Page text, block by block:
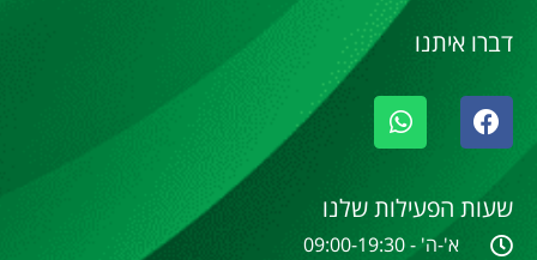
דברו איתנו
שעות הפעילות שלנו
א'-ה' - 09:00-19:30